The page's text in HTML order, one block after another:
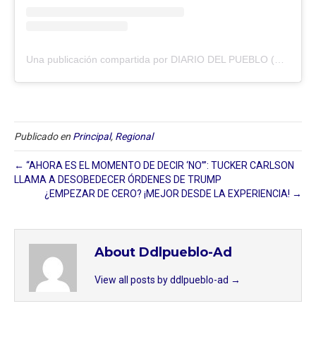
Una publicación compartida por DIARIO DEL PUEBLO (@diariodlpueblo)
Publicado en Principal, Regional
← “AHORA ES EL MOMENTO DE DECIR ‘NO’”: TUCKER CARLSON
LLAMA A DESOBEDECER ÓRDENES DE TRUMP
¿EMPEZAR DE CERO? ¡MEJOR DESDE LA EXPERIENCIA! →
About Ddlpueblo-Ad
View all posts by ddlpueblo-ad →